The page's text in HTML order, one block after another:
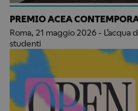
PREMIO ACEA
Roma, 21 maggio 2026 - L’acqua
studenti